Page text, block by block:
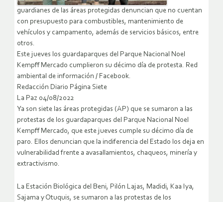
guardianes de las áreas protegidas denuncian que no cuentan
con presupuesto para combustibles, mantenimiento de
vehículos y campamento, además de servicios básicos, entre
otros.
Este jueves los guardaparques del Parque Nacional Noel
Kempff Mercado cumplieron su décimo día de protesta. Red
ambiental de información / Facebook.
Redacción Diario Página Siete
La Paz 04/08/2022
Ya son siete las áreas protegidas (AP) que se sumaron a las
protestas de los guardaparques del Parque Nacional Noel
Kempff Mercado, que este jueves cumple su décimo día de
paro. Ellos denuncian que la indiferencia del Estado los deja en
vulnerabilidad frente a avasallamientos, chaqueos, minería y
extractivismo.
La Estación Biológica del Beni, Pilón Lajas, Madidi, Kaa Iya,
Sajama y Otuquis, se sumaron a las protestas de los